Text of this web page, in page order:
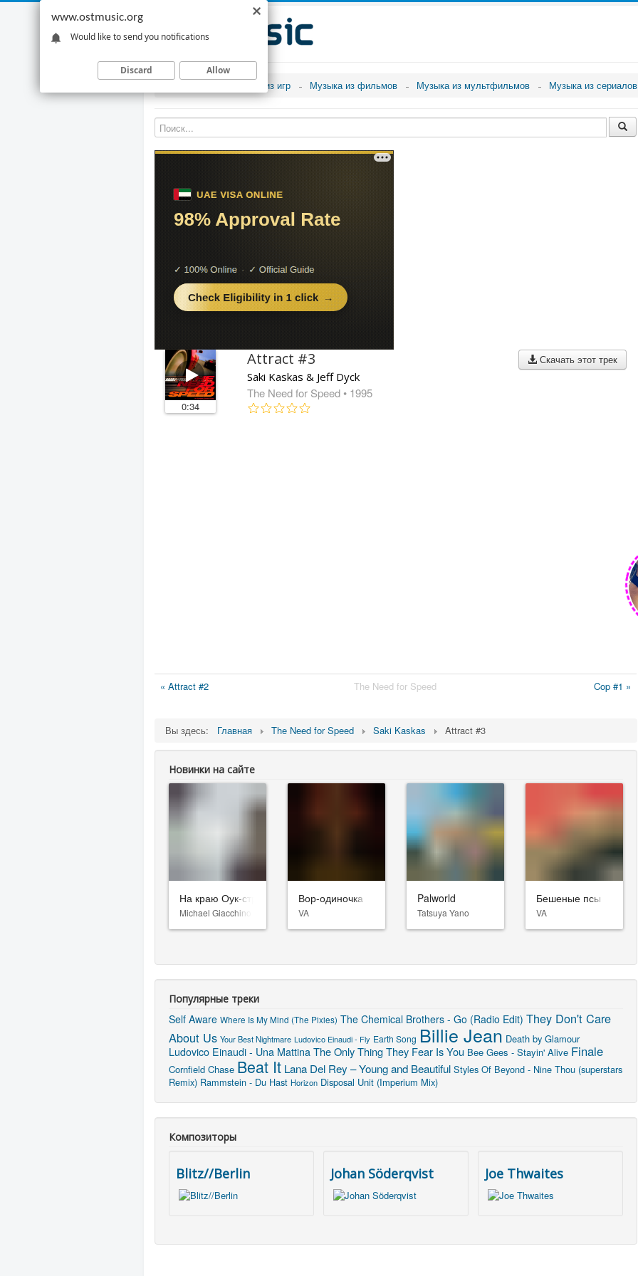
Музыка из игр Музыка из фильмов Музыка из мультфильмов Музыка из сериалов
0:34
Скачать этот трек
Attract #3
Saki Kaskas & Jeff Dyck
The Need for Speed • 1995
« Attract #2 The Need for Speed Cop #1 »
Вы здесь: Главная The Need for Speed Saki Kaskas Attract #3
Новинки на сайте
На краю Оук-стрит
Michael Giacchino
Вор-одиночка
VA
Palworld
Tatsuya Yano
Бешеные псы
VA
Популярные треки
Self Aware Where Is My Mind (The Pixies) The Chemical Brothers - Go (Radio Edit) They Don't Care
About Us Your Best Nightmare Ludovico Einaudi - Fly Earth Song Billie Jean Death by Glamour
Ludovico Einaudi - Una Mattina The Only Thing They Fear Is You Bee Gees - Stayin' Alive Finale
Cornfield Chase Beat It Lana Del Rey – Young and Beautiful Styles Of Beyond - Nine Thou (superstars
Remix) Rammstein - Du Hast Horizon Disposal Unit (Imperium Mix)
Композиторы
Blitz//Berlin Johan Söderqvist Joe Thwaites
www.ostmusic.org
Would like to send you notifications
Discard Allow